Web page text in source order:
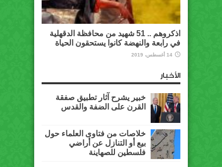
اذكروهم .. 51 شهيد من محافظة الدقهلية
في رابعة والنهضة كانوا يستحقون الحياة
14 أغسطس، 2019
الأخبار
خبير يشرح آثار تطبيق صفقة
القرن على الضفة والقدس
خلاصات من فتاوى العلماء حول
بيع أو التنازل عن أراضي
فلسطين للصهاينة